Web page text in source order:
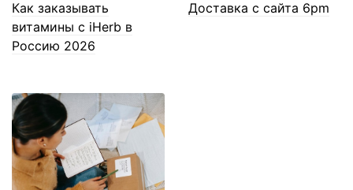
Как заказывать
витамины с iHerb в
Россию 2026
Доставка с сайта 6pm